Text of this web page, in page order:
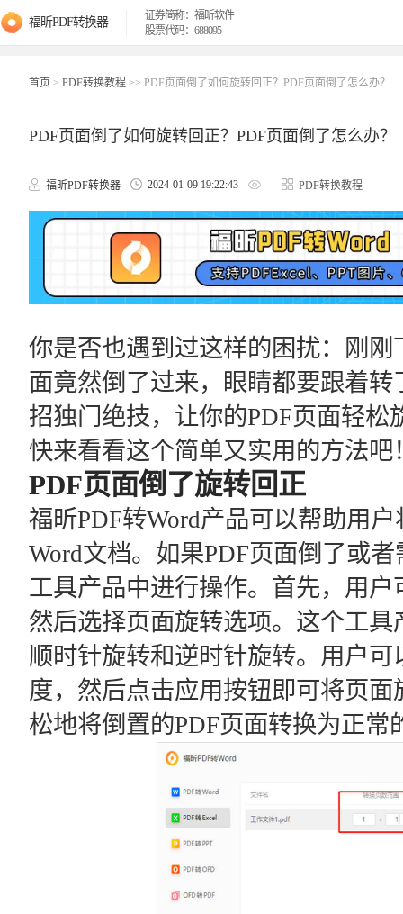
福昕PDF转换器
证券简称：福昕软件
股票代码：688095
首页 > PDF转换教程 >> PDF页面倒了如何旋转回正？PDF页面倒了怎么办？
PDF页面倒了如何旋转回正？PDF页面倒了怎么办？
福昕PDF转换器 2024-01-09 19:22:43 PDF转换教程
你是否也遇到过这样的困扰：刚
面竟然倒了过来，眼睛都要跟着
招独门绝技，让你的PDF页面轻
快来看看这个简单又实用的方法吧
PDF页面倒了旋转回正
福昕PDF转Word产品可以帮助用户
Word文档。如果PDF页面倒了或
工具产品中进行操作。首先，用
然后选择页面旋转选项。这个工
顺时针旋转和逆时针旋转。用户
度，然后点击应用按钮即可将页
松地将倒置的PDF页面转换为正常